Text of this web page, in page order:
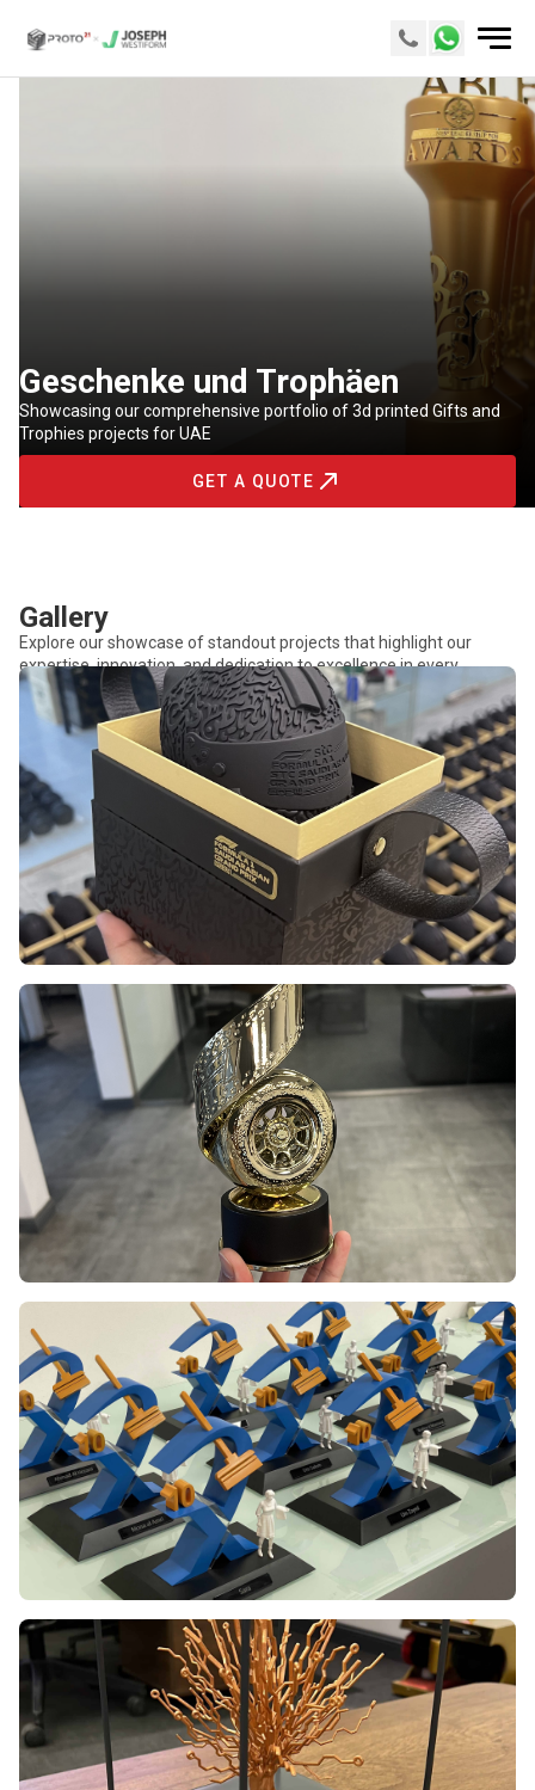
Geschenke und Trophäen
Showcasing our comprehensive portfolio of 3d printed Gifts and
Trophies projects for UAE
GET A QUOTE
Gallery
Explore our showcase of standout projects that highlight our
expertise, innovation, and dedication to excellence in every
endeavour.